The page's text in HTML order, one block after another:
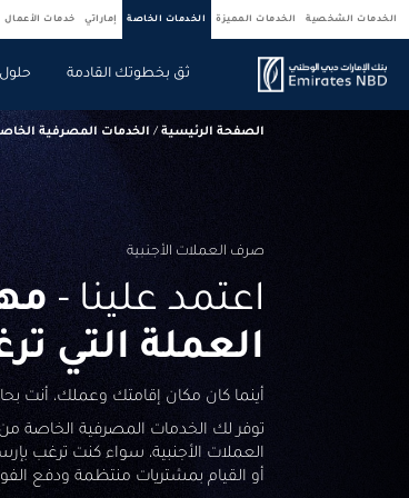
الخدمات الشخصية الخدمات المميزة الخدمات الخاصة إماراتي خدمات الأعمال
ثق بخطوتك القادمة حلول
الصفحة الرئيسية / الخدمات المصرفية
صرف العملات الأجنبية
اعتمد علينا -
العملة التي
أينما كان مكان إقامتك وعملك، أنت
توفر لك الخدمات المصرفية الخاصة
العملات الأجنبية، سواء كنت ترغب
أو القيام بمشتريات منتظمة ودفع